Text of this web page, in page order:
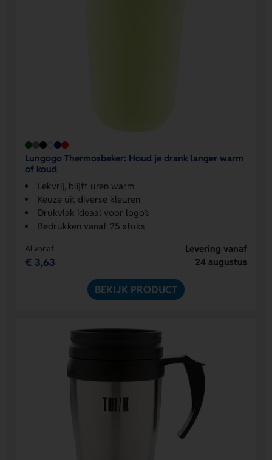
Lungogo Thermosbeker: Houd je drank langer warm
of koud
Lekvrij, blijft uren warm
Keuze uit diverse kleuren
Drukvlak ideaal voor logo’s
Bedrukken vanaf 25 stuks
Al vanaf
€ 3,63
Levering vanaf
24 augustus
BEKIJK PRODUCT